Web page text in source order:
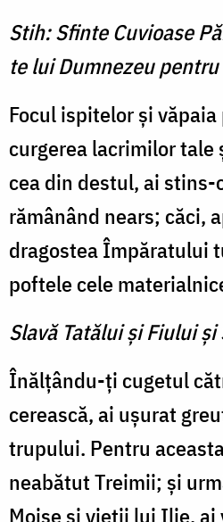
Stih: Sfinte Cuvioase
te lui Dumnezeu
Focul ispitelor şi
curgerea lacrimilor tale
cea din destul, ai stins-
rămânând nears; căci,
dragostea Împăratului
poftele cele
Slavă Tatălui şi Fiului
Înălţându-ţi cugetul
cerească, ai uşurat
trupului. Pentru
neabătut Treimii; şi
Moise şi vieţii lui Ilie, ai